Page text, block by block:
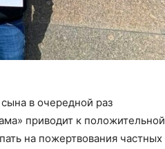
в очередной раз
приводит к положительной
на пожертвования частных